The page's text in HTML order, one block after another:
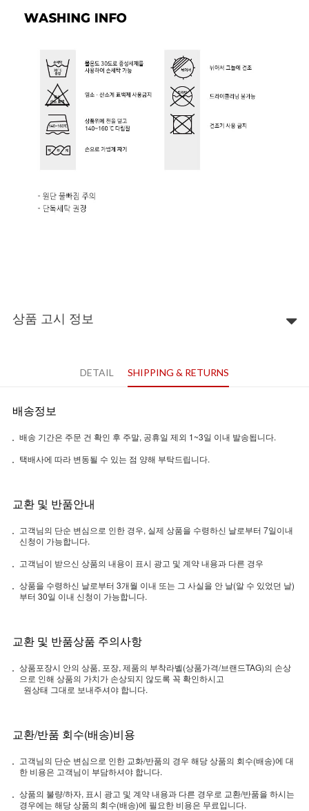
상품 고시 정보
DETAIL SHIPPING & RETURNS
배송정보
배송 기간은 주문 건 확인 후 주말, 공휴일 제외 1~3일 이내 발송됩니다.
택배사에 따라 변동될 수 있는 점 양해 부탁드립니다.
교환 및 반품안내
고객님의 단순 변심으로 인한 경우, 실제 상품을 수령하신 날로부터 7일이내
신청이 가능합니다.
고객님이 받으신 상품의 내용이 표시 광고 및 계약 내용과 다른 경우
상품을 수령하신 날로부터 3개월 이내 또는 그 사실을 안 날(알 수 있었던 날)
부터 30일 이내 신청이 가능합니다.
교환 및 반품상품 주의사항
상품포장시 안의 상품, 포장, 제품의 부착라벨(상품가격/브랜드TAG)의 손상
으로 인해 상품의 가치가 손상되지 않도록 꼭 확인하시고
원상태 그대로 보내주셔야 합니다.
교환/반품 회수(배송)비용
고객님의 단순 변심으로 인한 교화/반품의 경우 해당 상품의 회수(배송)에 대
한 비용은 고객님이 부담하셔야 합니다.
상품의 불량/하자, 표시 광고 및 계약 내용과 다른 경우로 교환/반품을 하시는
경우에는 해당 상품의 회수(배송)에 필요한 비용은 무료입니다.